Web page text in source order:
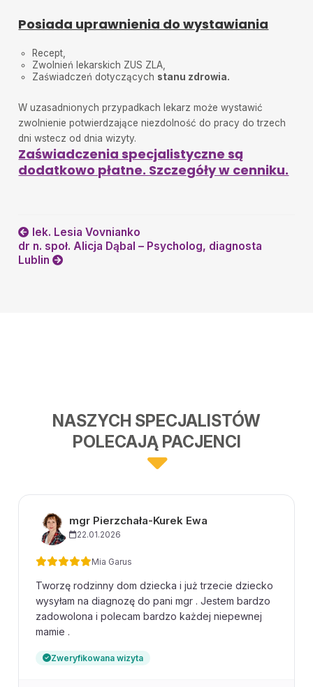
Posiada uprawnienia do wystawiania
Recept,
Zwolnień lekarskich ZUS ZLA,
Zaświadczeń dotyczących stanu zdrowia.
W uzasadnionych przypadkach lekarz może wystawić
zwolnienie potwierdzające niezdolność do pracy do trzech
dni wstecz od dnia wizyty.
Zaświadczenia specjalistyczne są
dodatkowo płatne. Szczegóły w cenniku.
lek. Lesia Vovnianko
dr n. społ. Alicja Dąbal – Psycholog, diagnosta
Lublin
NASZYCH SPECJALISTÓW
POLECAJĄ PACJENCI
mgr Pierzchała-Kurek Ewa
22.01.2026
Mia Garus
Tworzę rodzinny dom dziecka i już trzecie dziecko
wysyłam na diagnozę do pani mgr . Jestem bardzo
zadowolona i polecam bardzo każdej niepewnej
mamie .
Zweryfikowana wizyta